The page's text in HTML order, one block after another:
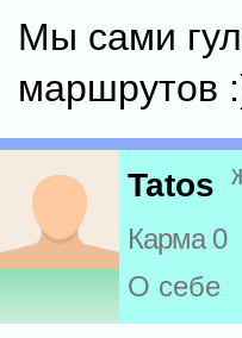
Мы сами
маршрутов
Tatos
Карма 0
О себе